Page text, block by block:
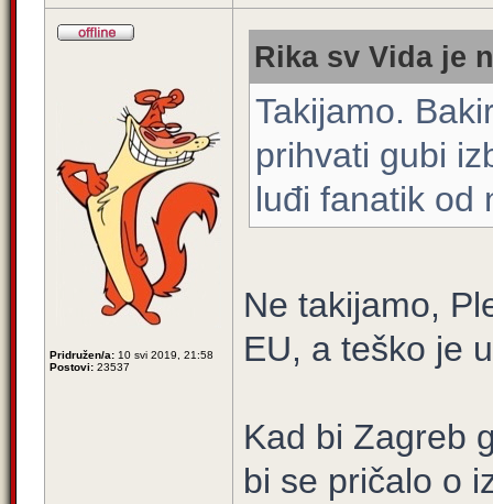
Pridružen/a: 10 svi 2019, 21:58
Postovi: 23537
Rika sv Vida je
Takijamo.
prihvati gubi
luđi fanatik od
Ne takijamo,
EU, a teško je
Kad bi Zagreb
bi se pričalo o